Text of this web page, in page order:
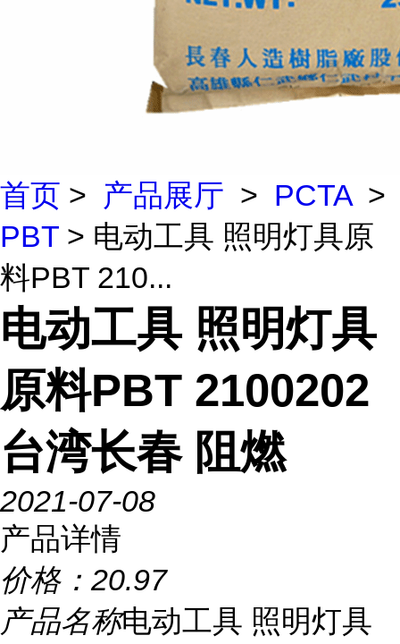
首页 > 产品展厅 > PCTA>
PBT > 电动工具 照明灯具原
料PBT 210...
电动工具 照明灯具
原料PBT 2100202
台湾长春 阻燃
2021-07-08
产品详情
价格： 20.97
产品名称电动工具 照明灯具